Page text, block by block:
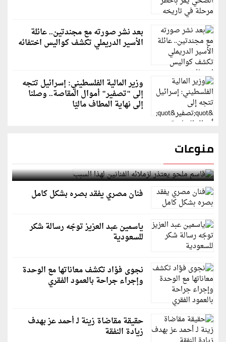
بعد نشر صورته مع مجندتين.. عائلة
الأسير الدريملي تكشف كواليس اختفائه
وزير المالية الفلسطيني: إسرائيل تتجه
إلى "تصفير" أموال المقاصة.. وصلنا
إلى نهاية المطاف ماليًا
منوعات
قاسم ملحو يعتذر لزملائه الفنانين لهذا السبب
فنان مصري يفقد بصره بشكل كامل
ياسمين عبد العزيز توجّه رسالة شكر
للسعودية
نجوى فؤاد تكشف معاناتها مع الوحدة
وإجراء جراحة بالعمود الفقري
حقيقة مقاضاة زينة لـ أحمد عز بهدف
زيادة النفقة